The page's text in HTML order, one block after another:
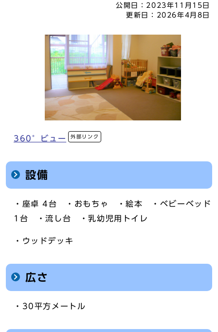
公開日： 2023年11月15日
更新日：
2026年4月8日
360°ビュー 外部リンク
設備
・座卓 4台 ・おもちゃ ・絵本 ・ベビーベッド
1台 ・流し台 ・乳幼児用トイレ
・ウッドデッキ
広さ
・30平方メートル